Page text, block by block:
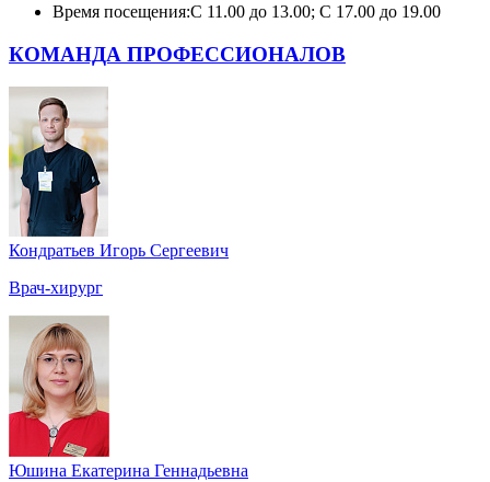
Время посещения:С 11.00 до 13.00; С 17.00 до 19.00
КОМАНДА ПРОФЕССИОНАЛОВ
Кондратьев Игорь Сергеевич
Врач-хирург
Юшина Екатерина Геннадьевна